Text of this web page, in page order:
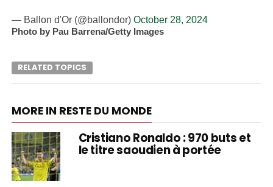
— Ballon d'Or (@ballondor) October 28, 2024
Photo by Pau Barrena/Getty Images
RELATED TOPICS
MORE IN RESTE DU MONDE
Cristiano Ronaldo : 970 buts et
le titre saoudien à portée